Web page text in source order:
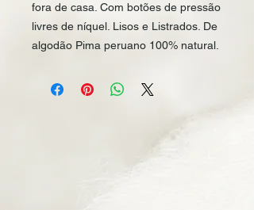
fora de casa. Com botões de pressão
livres de níquel. Lisos e Listrados. De
algodão Pima peruano 100% natural.